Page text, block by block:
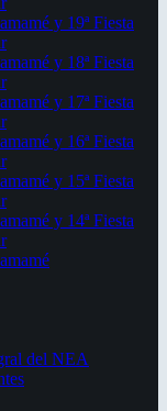
y 19ª Fiesta
y 18ª Fiesta
y 17ª Fiesta
y 16ª Fiesta
y 15ª Fiesta
y 14ª Fiesta
del NEA